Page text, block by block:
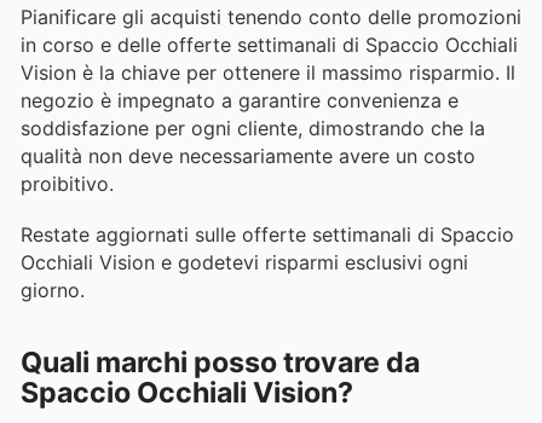
Pianificare gli acquisti tenendo conto delle promozioni
in corso e delle offerte settimanali di Spaccio Occhiali
Vision è la chiave per ottenere il massimo risparmio. Il
negozio è impegnato a garantire convenienza e
soddisfazione per ogni cliente, dimostrando che la
qualità non deve necessariamente avere un costo
proibitivo.
Restate aggiornati sulle offerte settimanali di Spaccio
Occhiali Vision e godetevi risparmi esclusivi ogni
giorno.
Quali marchi posso trovare da
Spaccio Occhiali Vision?